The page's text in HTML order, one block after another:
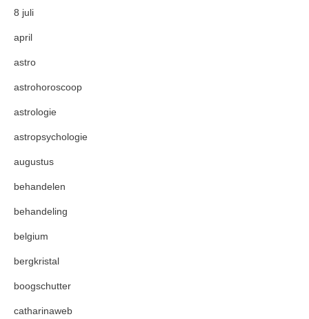
8 juli
april
astro
astrohoroscoop
astrologie
astropsychologie
augustus
behandelen
behandeling
belgium
bergkristal
boogschutter
catharinaweb